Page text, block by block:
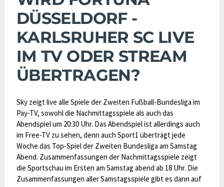
DÜSSELDORF -
KARLSRUHER SC LIVE
IM TV ODER STREAM
ÜBERTRAGEN?
Sky zeigt live alle Spiele der Zweiten Fußball-Bundesliga im
Pay-TV, sowohl die Nachmittagsspiele als auch das
Abendspiel um 20:30 Uhr. Das Abendspiel ist allerdings auch
im Free-TV zu sehen, denn auch Sport1 überträgt jede
Woche das Top-Spiel der Zweiten Bundesliga am Samstag
Abend. Zusammenfassungen der Nachmittagsspiele zeigt
die Sportschau im Ersten am Samstag abend ab 18 Uhr. Die
Zusammenfassungen aller Samstagsspiele gibt es dann auf